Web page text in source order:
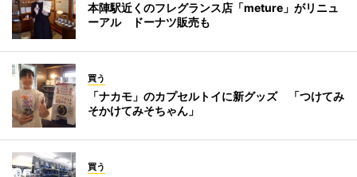
本陣駅近くのフレグランス店「meture」がリニュ
ーアル ドーナツ販売も
買う
「ナカモ」のカプセルトイに新グッズ 「つけてみ
そかけてみそちゃん」
買う